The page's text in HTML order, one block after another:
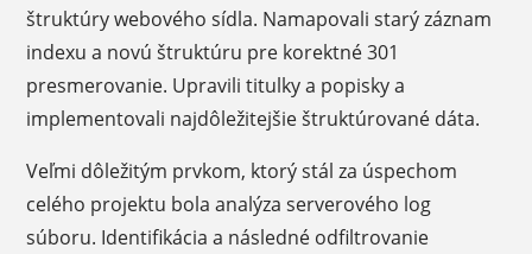
štruktúry webového sídla. Namapovali starý záznam
indexu a novú štruktúru pre korektné 301
presmerovanie. Upravili titulky a popisky a
implementovali najdôležitejšie štruktúrované dáta.
Veľmi dôležitým prvkom, ktorý stál za úspechom
celého projektu bola analýza serverového log
súboru. Identifikácia a následné odfiltrovanie